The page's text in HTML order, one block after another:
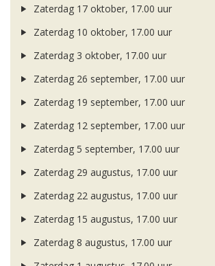
Zaterdag 17 oktober, 17.00 uur
Zaterdag 10 oktober, 17.00 uur
Zaterdag 3 oktober, 17.00 uur
Zaterdag 26 september, 17.00 uur
Zaterdag 19 september, 17.00 uur
Zaterdag 12 september, 17.00 uur
Zaterdag 5 september, 17.00 uur
Zaterdag 29 augustus, 17.00 uur
Zaterdag 22 augustus, 17.00 uur
Zaterdag 15 augustus, 17.00 uur
Zaterdag 8 augustus, 17.00 uur